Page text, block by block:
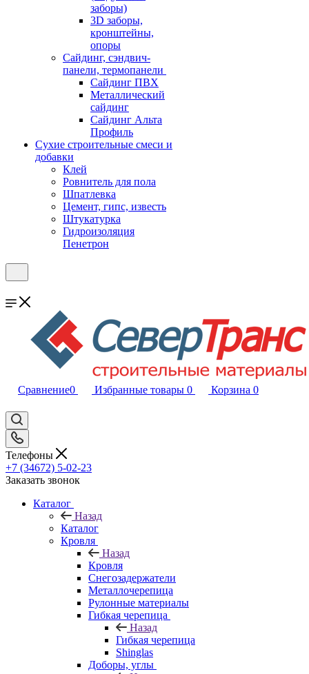
заборы)
3D заборы,
кронштейны,
опоры
Cайдинг, сэндвич-
панели, термопанели
Сайдинг ПВХ
Металлический
сайдинг
Сайдинг Альта
Профиль
Сухие строительные смеси и
добавки
Клей
Ровнитель для пола
Шпатлевка
Цемент, гипс, известь
Штукатурка
Гидроизоляция
Пенетрон
Сравнение0 Избранные товары 0 Корзина 0
Телефоны
+7 (34672) 5-02-23
Заказать звонок
Каталог
Назад
Каталог
Кровля
Назад
Кровля
Снегозадержатели
Металлочерепица
Рулонные материалы
Гибкая черепица
Назад
Гибкая черепица
Shinglas
Доборы, углы